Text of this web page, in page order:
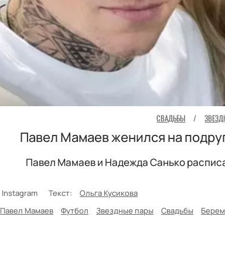
СВАДЬБЫ /
Павел Мамаев женился на
Павел Мамаев и Надежда Санько
Instagram Текст: Ольга Кусикова
Павел Мамаев Футбол Звездные пары Свадьбы